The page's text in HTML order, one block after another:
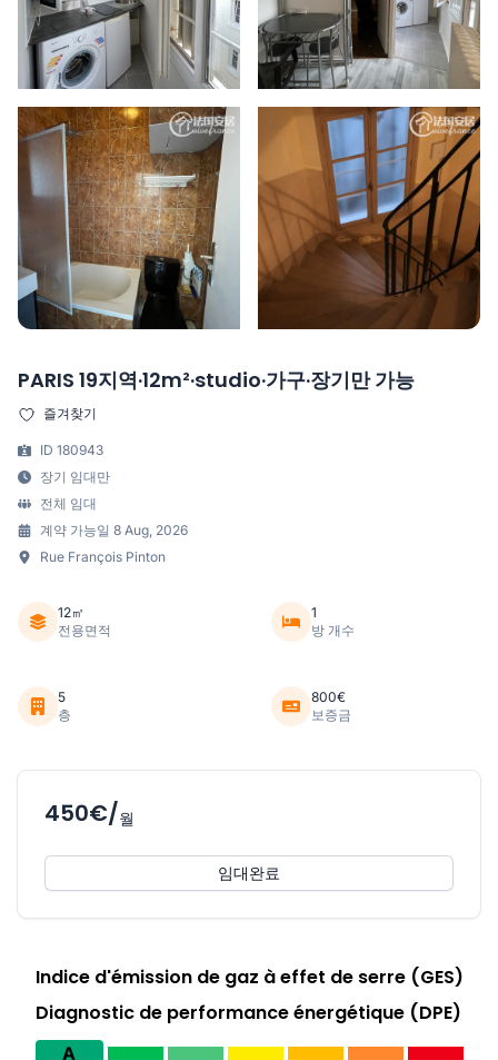
PARIS 19지역·12m²·studio·가구·장기만 가능
즐겨찾기
ID 180943
장기 임대만
전체 임대
계약 가능일 8 Aug, 2026
Rue François Pinton
12㎡
전용면적
1
방 개수
5
층
800€
보증금
450€/월
임대완료
Indice d'émission de gaz à effet de serre (GES)
Diagnostic de performance énergétique (DPE)
A